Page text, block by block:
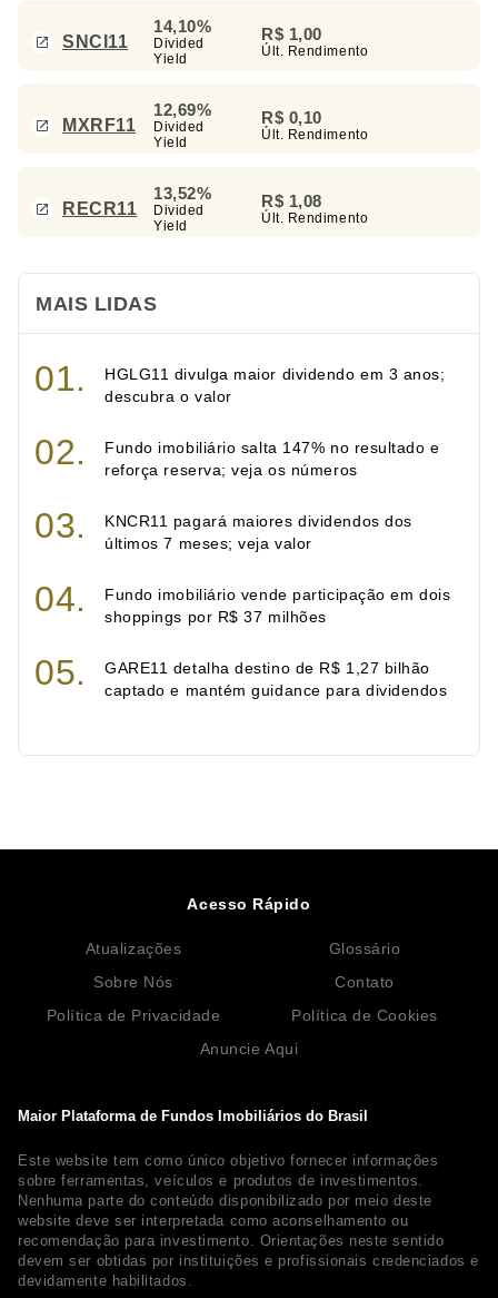
SNCI11
14,10%
Divided
Yield
R$ 1,00
Últ. Rendimento
MXRF11
12,69%
Divided
Yield
R$ 0,10
Últ. Rendimento
RECR11
13,52%
Divided
Yield
R$ 1,08
Últ. Rendimento
MAIS LIDAS
HGLG11 divulga maior dividendo em 3 anos;
descubra o valor
Fundo imobiliário salta 147% no resultado e
reforça reserva; veja os números
KNCR11 pagará maiores dividendos dos
últimos 7 meses; veja valor
Fundo imobiliário vende participação em dois
shoppings por R$ 37 milhões
GARE11 detalha destino de R$ 1,27 bilhão
captado e mantém guidance para dividendos
Maior Plataforma de Fundos Imobiliários do Brasil
Este website tem como único objetivo fornecer informações
sobre ferramentas, veículos e produtos de investimentos.
Nenhuma parte do conteúdo disponibilizado por meio deste
website deve ser interpretada como aconselhamento ou
recomendação para investimento. Orientações neste sentido
devem ser obtidas por instituições e profissionais credenciados e
devidamente habilitados.
Acesso Rápido
Atualizações
Glossário
Sobre Nós
Contato
Política de Privacidade
Política de Cookies
Anuncie Aqui